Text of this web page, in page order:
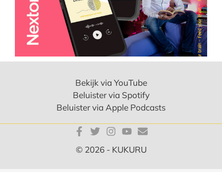
Bekijk via YouTube
Beluister via Spotify
Beluister via Apple Podcasts
© 2026 - KUKURU